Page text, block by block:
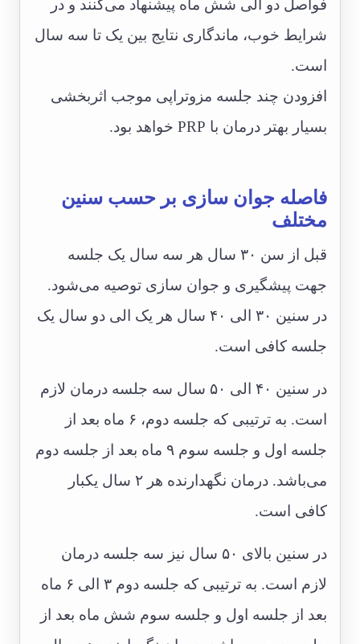
فواصل دو الی شش ماه پیشنهاد می‌کنند و در
شرایط خوب، ماندگاری نتایج بین یک تا سه سال
است.
افزودن چند جلسه مزوتراپی موجب اثربخشی
بسیار بهتر درمان با PRP خواهد بود.
فاصله جوان سازی بر حسب سنین
مختلف
قبل از سن ۳۰ سال هر سه سال یک جلسه
جهت پیشگیری و جوان سازی توصیه می‌شود.
در سنین ۳۰ الی ۴۰ سال هر یک الی دو سال یک
جلسه کافی است.
در سنین ۴۰ الی ۵۰ سال سه جلسه درمان لازم
است. به ترتیبی که جلسه دوم، ۶ ماه بعد از
جلسه اول و جلسه سوم ۹ ماه بعد از جلسه دوم
می‌باشد. درمان نگهدارنده هر ۲ سال یکبار
کافی است.
در سنین بالای ۵۰ سال نیز سه جلسه درمان
لازم است. به ترتیبی که جلسه دوم ۳ الی ۶ ماه
بعد از جلسه اول و جلسه سوم شش ماه بعد از